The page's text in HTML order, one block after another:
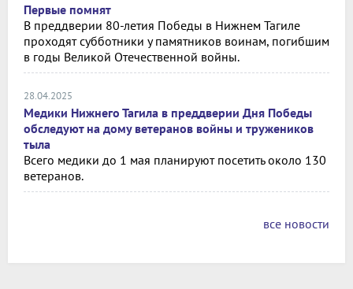
Первые помнят
В преддверии 80-летия Победы в Нижнем Тагиле
проходят субботники у памятников воинам, погибшим
в годы Великой Отечественной войны.
28.04.2025
Медики Нижнего Тагила в преддверии Дня Победы
обследуют на дому ветеранов войны и тружеников
тыла
Всего медики до 1 мая планируют посетить около 130
ветеранов.
все новости